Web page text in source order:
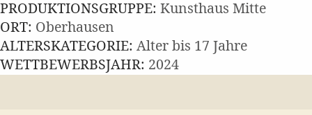
PRODUKTIONSGRUPPE: Kunsthaus Mitte
ORT: Oberhausen
ALTERSKATEGORIE: Alter bis 17 Jahre
WETTBEWERBSJAHR: 2024